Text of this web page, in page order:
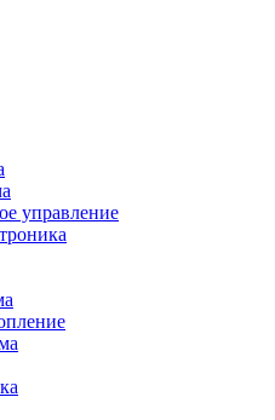
управление